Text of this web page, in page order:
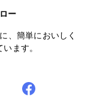
ー
、簡単においしく
ます。